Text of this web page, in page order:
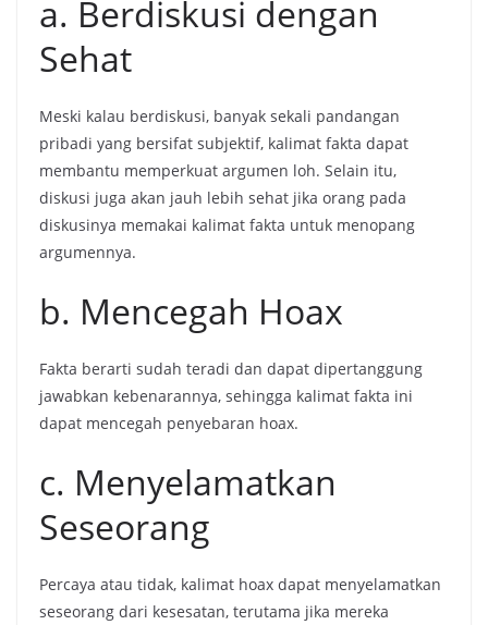
a. Berdiskusi dengan
Sehat
Meski kalau berdiskusi, banyak sekali pandangan
pribadi yang bersifat subjektif, kalimat fakta dapat
membantu memperkuat argumen loh. Selain itu,
diskusi juga akan jauh lebih sehat jika orang pada
diskusinya memakai kalimat fakta untuk menopang
argumennya.
b. Mencegah Hoax
Fakta berarti sudah teradi dan dapat dipertanggung
jawabkan kebenarannya, sehingga kalimat fakta ini
dapat mencegah penyebaran hoax.
c. Menyelamatkan
Seseorang
Percaya atau tidak, kalimat hoax dapat menyelamatkan
seseorang dari kesesatan, terutama jika mereka